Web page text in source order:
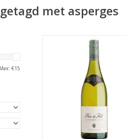
met asperges
Max: €15
Laurent Miquel Père et Fils
Sauvignon Blanc, Pays d'Oc.
fruitige frisse wijn met in
smaak wit fruit en hints van
bloesem. De wijn is mooi
balans, heeft wat prettige
TOEVOEGEN AAN